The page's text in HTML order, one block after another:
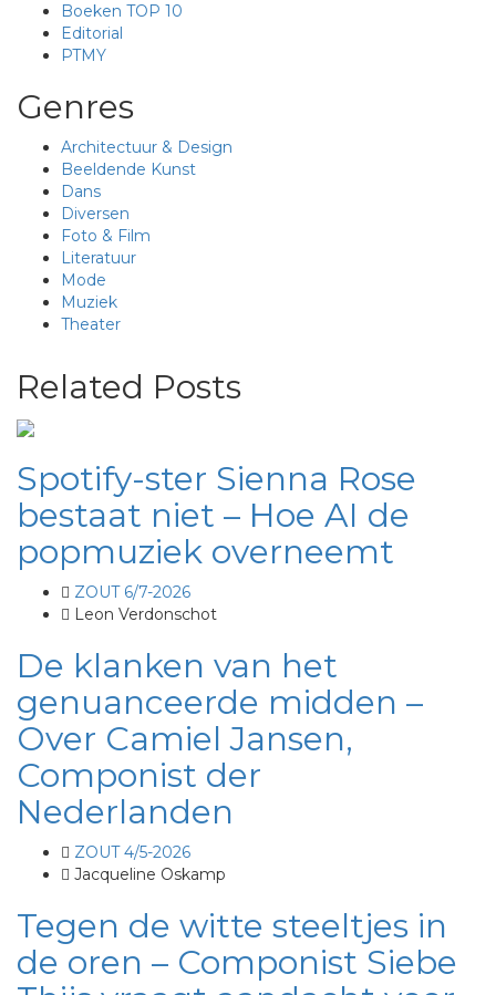
Boeken TOP 10
Editorial
PTMY
Genres
Architectuur & Design
Beeldende Kunst
Dans
Diversen
Foto & Film
Literatuur
Mode
Muziek
Theater
Related Posts
Spotify-ster Sienna Rose
bestaat niet – Hoe AI de
popmuziek overneemt
ZOUT 6/7-2026
Leon Verdonschot
De klanken van het
genuanceerde midden –
Over Camiel Jansen,
Componist der
Nederlanden
ZOUT 4/5-2026
Jacqueline Oskamp
Tegen de witte steeltjes in
de oren – Componist Siebe